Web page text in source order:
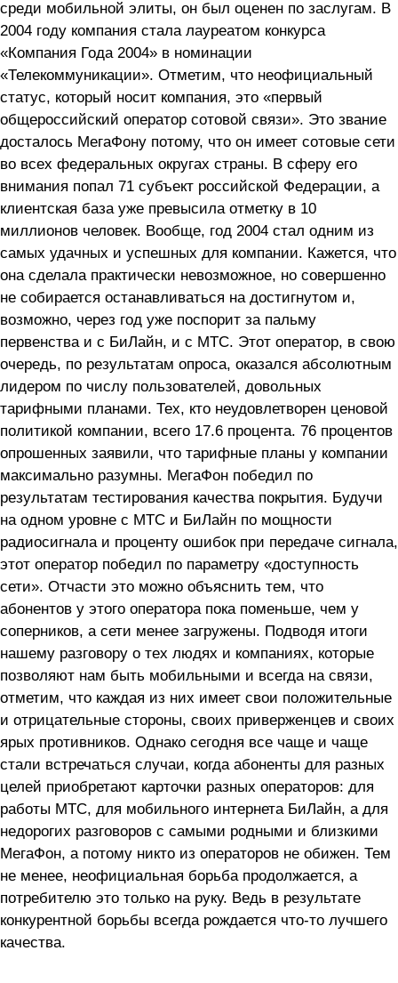
среди мобильной элиты, он был оценен по заслугам. В
2004 году компания стала лауреатом конкурса
«Компания Года 2004» в номинации
«Телекоммуникации». Отметим, что неофициальный
статус, который носит компания, это «первый
общероссийский оператор сотовой связи». Это звание
досталось МегаФону потому, что он имеет сотовые сети
во всех федеральных округах страны. В сферу его
внимания попал 71 субъект российской Федерации, а
клиентская база уже превысила отметку в 10
миллионов человек. Вообще, год 2004 стал одним из
самых удачных и успешных для компании. Кажется, что
она сделала практически невозможное, но совершенно
не собирается останавливаться на достигнутом и,
возможно, через год уже поспорит за пальму
первенства и с БиЛайн, и с МТС. Этот оператор, в свою
очередь, по результатам опроса, оказался абсолютным
лидером по числу пользователей, довольных
тарифными планами. Тех, кто неудовлетворен ценовой
политикой компании, всего 17.6 процента. 76 процентов
опрошенных заявили, что тарифные планы у компании
максимально разумны. МегаФон победил по
результатам тестирования качества покрытия. Будучи
на одном уровне с МТС и БиЛайн по мощности
радиосигнала и проценту ошибок при передаче сигнала,
этот оператор победил по параметру «доступность
сети». Отчасти это можно объяснить тем, что
абонентов у этого оператора пока поменьше, чем у
соперников, а сети менее загружены. Подводя итоги
нашему разговору о тех людях и компаниях, которые
позволяют нам быть мобильными и всегда на связи,
отметим, что каждая из них имеет свои положительные
и отрицательные стороны, своих приверженцев и своих
ярых противников. Однако сегодня все чаще и чаще
стали встречаться случаи, когда абоненты для разных
целей приобретают карточки разных операторов: для
работы МТС, для мобильного интернета БиЛайн, а для
недорогих разговоров с самыми родными и близкими
МегаФон, а потому никто из операторов не обижен. Тем
не менее, неофициальная борьба продолжается, а
потребителю это только на руку. Ведь в результате
конкурентной борьбы всегда рождается что-то лучшего
качества.